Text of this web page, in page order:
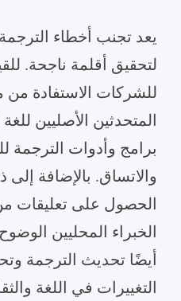
يعد تجنب أخطاء
لتحقيق أقلمة ناجحة.
للشركات الاستفادة
المتحدثين الأصليين
برامج وأدوات الترجمة
والاتساق. بالإضافة
الحصول على تعليقات
الخبراء المحليين
أيضًا تحديث الترجمة
التغييرات في اللغة